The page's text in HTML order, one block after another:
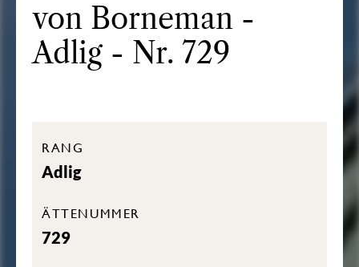
von Borneman -
Adlig - Nr. 729
RANG
Adlig
ÄTTENUMMER
729